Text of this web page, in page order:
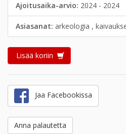
Ajoitusaika-arvio: 2024 - 2024
Asiasanat: arkeologia ,
Lisää koriin
Jaa Facebookissa
Anna palautetta